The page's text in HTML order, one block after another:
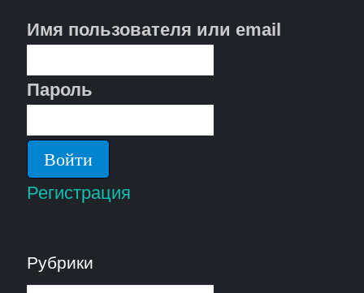
Имя пользователя или email
Пароль
Регистрация
Рубрики